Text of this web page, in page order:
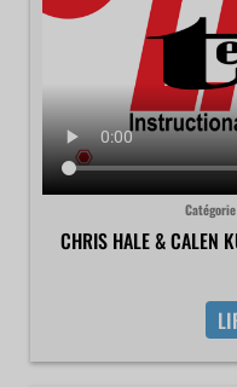
CHRIS HALE & CALEN